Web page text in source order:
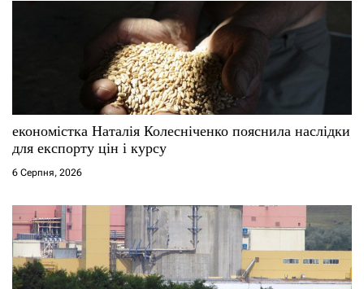
економістка Наталія Колесніченко пояснила наслідки
для експорту цін і курсу
6 Серпня, 2026